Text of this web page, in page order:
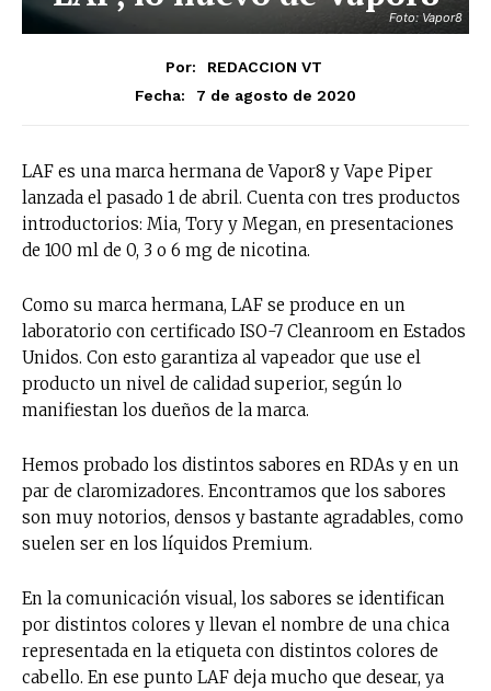
Foto: Vapor8
Por:
REDACCION VT
Fecha:
7 de agosto de 2020
LAF es una marca hermana de Vapor8 y Vape Piper
lanzada el pasado 1 de abril. Cuenta con tres productos
introductorios: Mia, Tory y Megan, en presentaciones
de 100 ml de 0, 3 o 6 mg de nicotina.
Como su marca hermana, LAF se produce en un
laboratorio con certificado ISO-7 Cleanroom en Estados
Unidos. Con esto garantiza al vapeador que use el
producto un nivel de calidad superior, según lo
manifiestan los dueños de la marca.
Hemos probado los distintos sabores en RDAs y en un
par de claromizadores. Encontramos que los sabores
son muy notorios, densos y bastante agradables, como
suelen ser en los líquidos Premium.
En la comunicación visual, los sabores se identifican
por distintos colores y llevan el nombre de una chica
representada en la etiqueta con distintos colores de
cabello. En ese punto LAF deja mucho que desear, ya